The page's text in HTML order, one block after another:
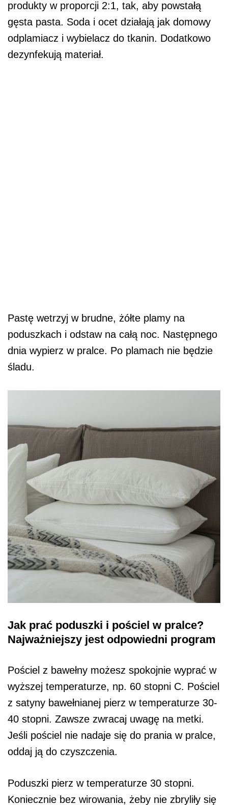
produkty w proporcji 2:1, tak, aby powstałą
gęsta pasta. Soda i ocet działają jak domowy
odplamiacz i wybielacz do tkanin. Dodatkowo
dezynfekują materiał.
Pastę wetrzyj w brudne, żółte plamy na
poduszkach i odstaw na całą noc. Następnego
dnia wypierz w pralce. Po plamach nie będzie
śladu.
Jak prać poduszki i pościel w pralce?
Najważniejszy jest odpowiedni program
Pościel z bawełny możesz spokojnie wyprać w
wyższej temperaturze, np. 60 stopni C. Pościel
z satyny bawełnianej pierz w temperaturze 30-
40 stopni. Zawsze zwracaj uwagę na metki.
Jeśli pościel nie nadaje się do prania w pralce,
oddaj ją do czyszczenia.
Poduszki pierz w temperaturze 30 stopni.
Koniecznie bez wirowania, żeby nie zbryliły się